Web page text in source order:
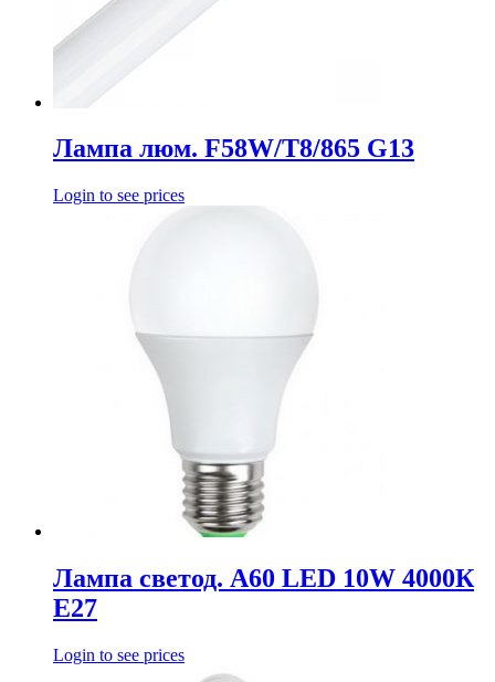
Лампа люм. F58W/T8/865 G13
Login to see prices
Лампа светод. A60 LED 10W 4000К
E27
Login to see prices